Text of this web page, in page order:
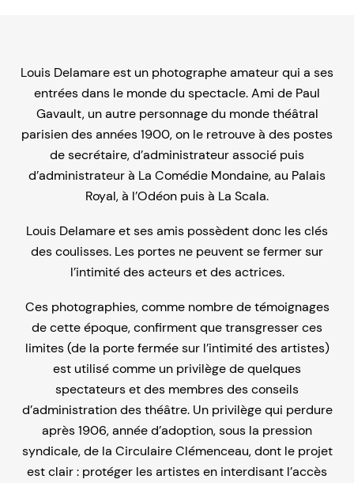
Louis Delamare est un photographe amateur qui a ses
entrées dans le monde du spectacle. Ami de Paul
Gavault, un autre personnage du monde théâtral
parisien des années 1900, on le retrouve à des postes
de secrétaire, d’administrateur associé puis
d’administrateur à La Comédie Mondaine, au Palais
Royal, à l’Odéon puis à La Scala.
Louis Delamare et ses amis possèdent donc les clés
des coulisses. Les portes ne peuvent se fermer sur
l’intimité des acteurs et des actrices.
Ces photographies, comme nombre de témoignages
de cette époque, confirment que transgresser ces
limites (de la porte fermée sur l’intimité des artistes)
est utilisé comme un privilège de quelques
spectateurs et des membres des conseils
d’administration des théâtre. Un privilège qui perdure
après 1906, année d’adoption, sous la pression
syndicale, de la Circulaire Clémenceau, dont le projet
est clair : protéger les artistes en interdisant l’accès